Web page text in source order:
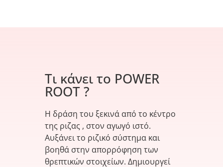
Τι κάνει το POWER
ROOT ?
Η δράση του ξεκινά από το κέντρο
της ριζας , στον αγωγό ιστό.
Αυξάνει το ριζικό σύστημα και
βοηθά στην απορρόφηση των
θρεπτικών στοιχείων. Δημιουργεί